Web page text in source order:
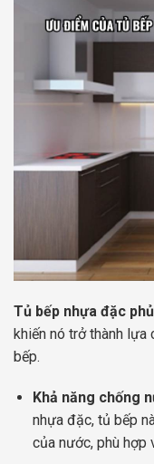
Tủ bếp nhựa đặc
khiến nó trở thành lựa
bếp.
Khả năng chống
nhựa đặc, tủ bếp
của nước, phù hợp